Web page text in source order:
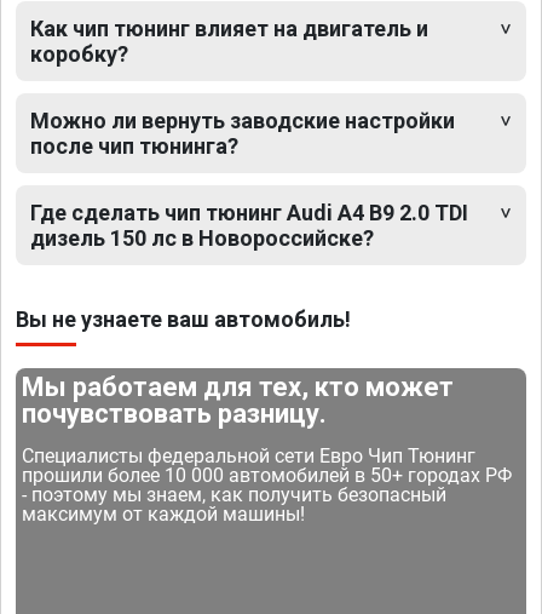
Как чип тюнинг влияет на двигатель и
коробку?
Можно ли вернуть заводские настройки
после чип тюнинга?
Где сделать чип тюнинг Audi A4 B9 2.0 TDI
дизель 150 лс в Новороссийске?
Вы не узнаете ваш автомобиль!
Мы работаем для тех, кто может
почувствовать разницу.
Специалисты федеральной сети Евро Чип Тюнинг
прошили более 10 000 автомобилей в 50+ городах РФ
- поэтому мы знаем, как получить безопасный
максимум от каждой машины!